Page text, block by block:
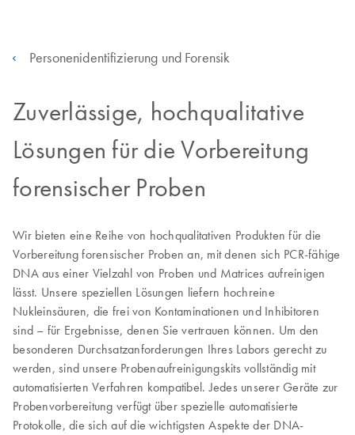
Personenidentifizierung und Forensik
Zuverlässige, hochqualitative
Lösungen für die Vorbereitung
forensischer Proben
Wir bieten eine Reihe von hochqualitativen Produkten für die
Vorbereitung forensischer Proben an, mit denen sich PCR-fähige
DNA aus einer Vielzahl von Proben und Matrices aufreinigen
lässt. Unsere speziellen Lösungen liefern hochreine
Nukleinsäuren, die frei von Kontaminationen und Inhibitoren
sind – für Ergebnisse, denen Sie vertrauen können. Um den
besonderen Durchsatzanforderungen Ihres Labors gerecht zu
werden, sind unsere Probenaufreinigungskits vollständig mit
automatisierten Verfahren kompatibel. Jedes unserer Geräte zur
Probenvorbereitung verfügt über spezielle automatisierte
Protokolle, die sich auf die wichtigsten Aspekte der DNA-